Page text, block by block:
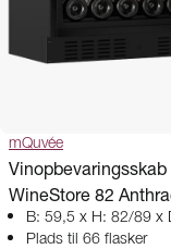
mQuvée
Vinopbevaringsskab
WineStore 82
B: 59,5 x H: 82/89 x
Plads til 66 flasker